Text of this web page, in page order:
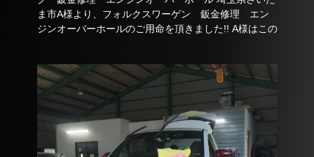
ま市A様より、フォルクスワーゲン 鈑金修理 エン
ジンオーバーホールのご用命を頂きました!! A様はこの